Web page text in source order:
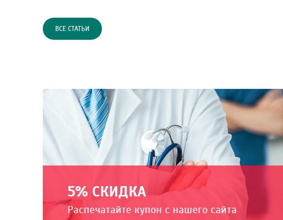
ВСЕ СТАТЬИ
5% СКИДКА
Распечатайте купон с нашего сайта